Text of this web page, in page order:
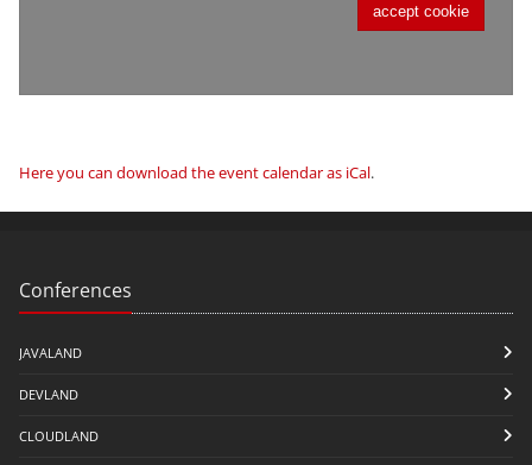
accept cookie
Here you can download the event calendar as iCal.
Conferences
JAVALAND
DEVLAND
CLOUDLAND